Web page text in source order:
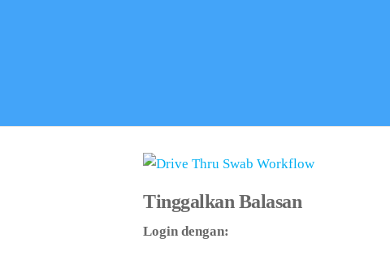
Tinggalkan Balasan
Login dengan: